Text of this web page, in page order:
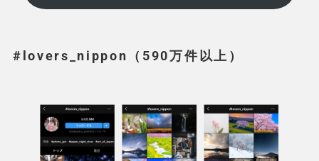
#lovers_nippon（590万件以上）